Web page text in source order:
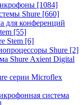
[1084]
Shure [660]
для конференций
[55]
Stem [6]
Shure [2]
Shure Axient Digital
серии Microflex
система